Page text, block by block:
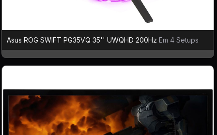
Asus ROG SWIFT PG35VQ 35'' UWQHD 200Hz Em 4 Setups